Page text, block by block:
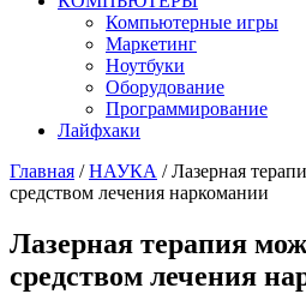
Компьютерные игры
Маркетинг
Ноутбуки
Оборудование
Программирование
Лайфхаки
Главная /НАУКА /Лазерная
средством лечения наркомании
Лазерная терапия
средством лечения